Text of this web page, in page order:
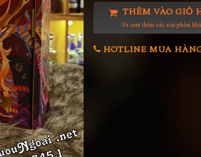
THÊM VÀO GIỎ
Và xem thêm các sản phẩm
HOTLINE MUA HÀNG